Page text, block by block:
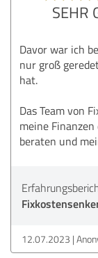
SEHR
Davor war ich
nur groß
hat.
Das Team von
meine
beraten und
12.07.2023